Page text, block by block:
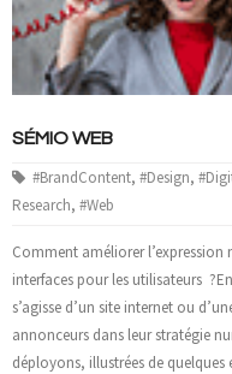
- Références
NOUS CONTACTER
SÉMIO WEB
#BrandContent, #Design,
Research, #Web
Comment améliorer l’expression
interfaces pour les utilisateurs
s’agisse d’un site internet ou
annonceurs dans leur stratégie
déployons, illustrées de quelques